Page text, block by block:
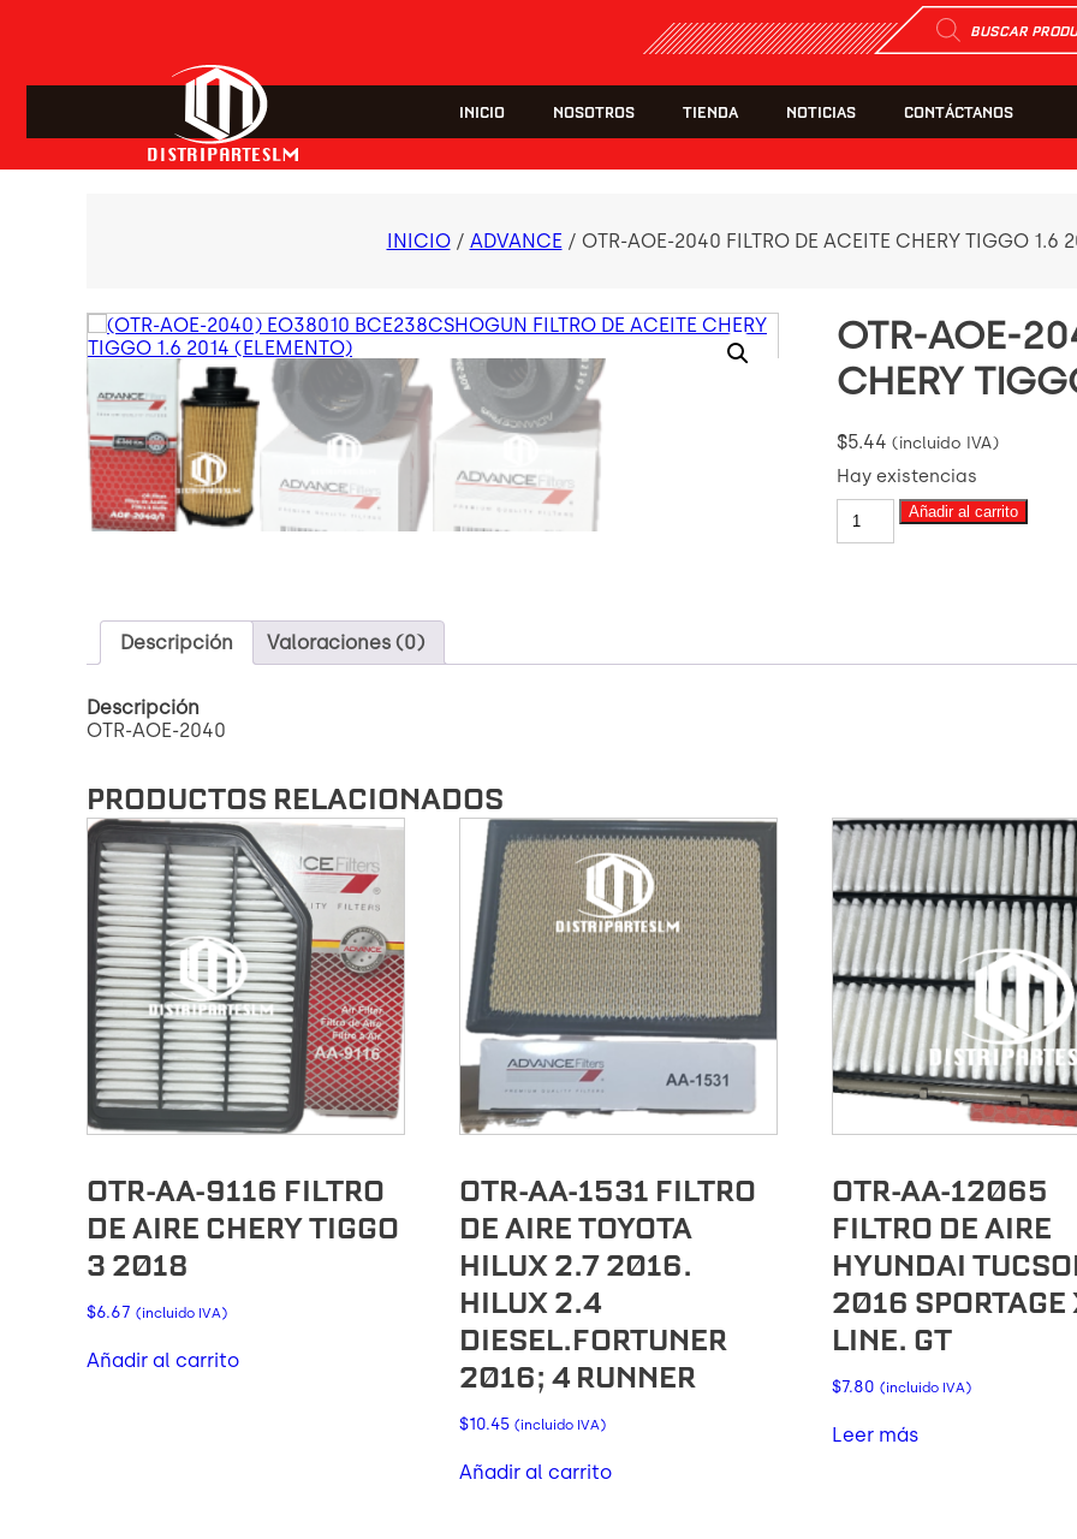
Búsqueda
de
productos
INICIO NOSOTROS TIENDA NOTICIAS CONTÁCTANOS
INICIO/ ADVANCE/ OTR-AOE-2040 FILTRO DE ACEITE CHERY TIGGO 1.6
OTR-AOE-
CHERY
$5.44 (incluido IVA)
Hay existencias
AOE-
TIGGO
Añadir al carrito
Descripción Valoraciones (0)
Descripción
OTR-AOE-2040
PRODUCTOS RELACIONADOS
OTR-AA-9116 FILTRO
DE AIRE CHERY TIGGO
3 2018
$6.67 (incluido IVA)
Añadir al carrito
OTR-AA-1531 FILTRO
DE AIRE TOYOTA
HILUX 2.7 2016.
HILUX 2.4
DIESEL.FORTUNER
2016; 4 RUNNER
$10.45 (incluido IVA)
Añadir al carrito
OTR-AA-12065
FILTRO DE AIRE
HYUNDAI
2016 SPORTAGE
LINE. GT
$7.80 (incluido IVA)
Leer más